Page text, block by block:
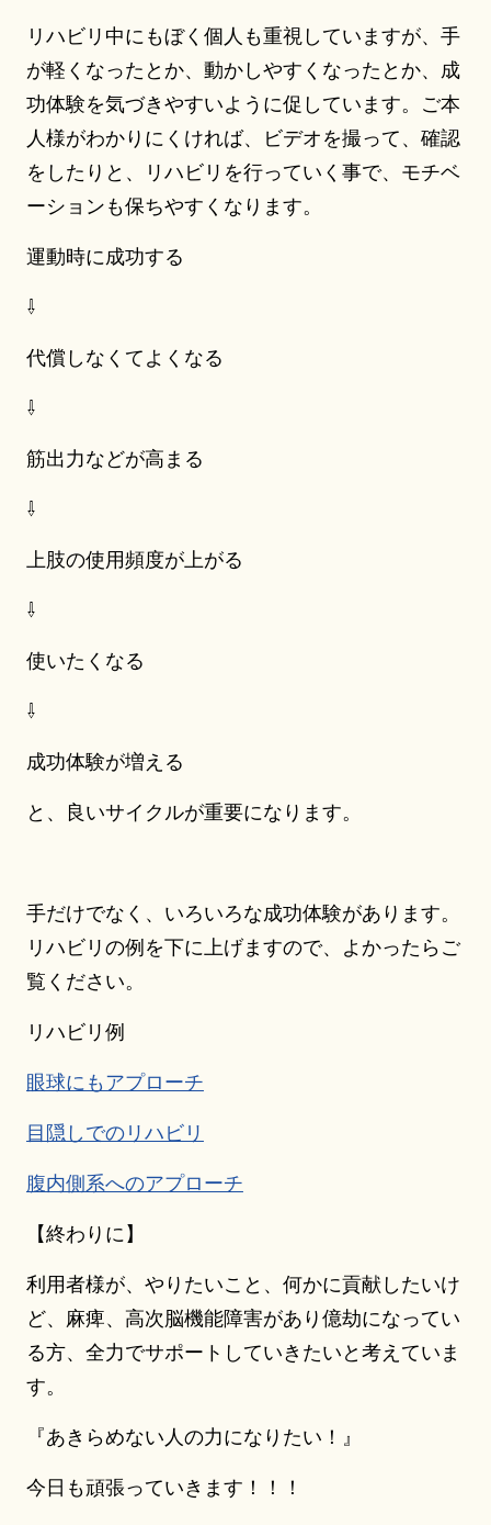
リハビリ中にもぼく個人も重視していますが、手
が軽くなったとか、動かしやすくなったとか、成
功体験を気づきやすいように促しています。ご本
人様がわかりにくければ、ビデオを撮って、確認
をしたりと、リハビリを行っていく事で、モチベ
ーションも保ちやすくなります。
運動時に成功する
⇩
代償しなくてよくなる
⇩
筋出力などが高まる
⇩
上肢の使用頻度が上がる
⇩
使いたくなる
⇩
成功体験が増える
と、良いサイクルが重要になります。
手だけでなく、いろいろな成功体験があります。
リハビリの例を下に上げますので、よかったらご
覧ください。
リハビリ例
眼球にもアプローチ
目隠しでのリハビリ
腹内側系へのアプローチ
【終わりに】
利用者様が、やりたいこと、何かに貢献したいけ
ど、麻痺、高次脳機能障害があり億劫になってい
る方、全力でサポートしていきたいと考えていま
す。
『あきらめない人の力になりたい！』
今日も頑張っていきます！！！